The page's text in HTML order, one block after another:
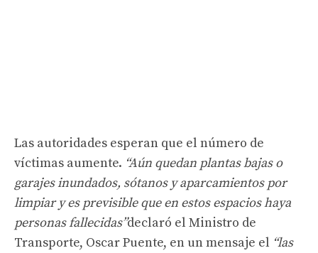
Las autoridades esperan que el número de
víctimas aumente. “Aún quedan plantas bajas o
garajes inundados, sótanos y aparcamientos por
limpiar y es previsible que en estos espacios haya
personas fallecidas”declaró el Ministro de
Transporte, Oscar Puente, en un mensaje el “las